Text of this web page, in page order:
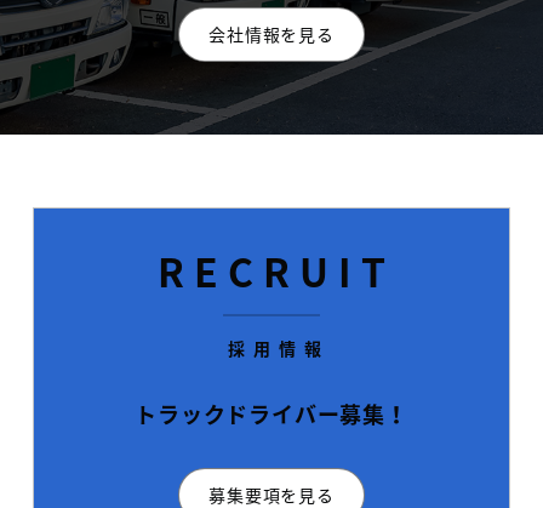
会社情報を見る
R E C R U I T
採 用 情 報
トラックドライバー募集！
募集要項を見る